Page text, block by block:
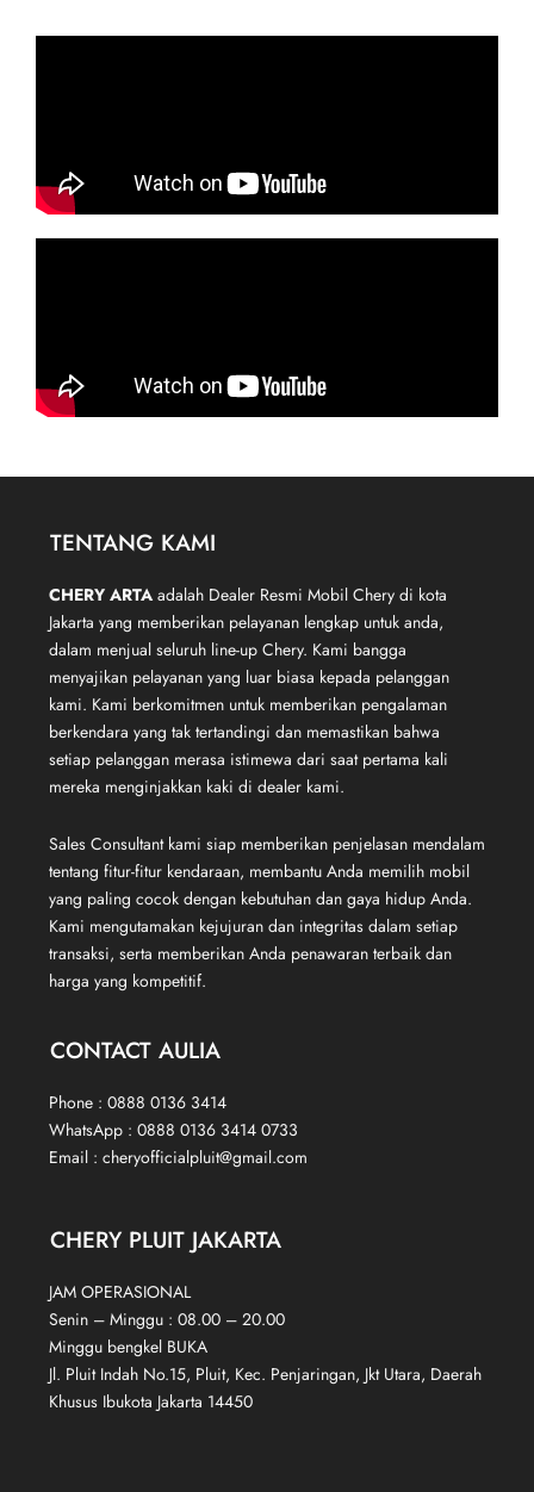
TENTANG KAMI
CHERY ARTA adalah Dealer Resmi Mobil Chery di kota
Jakarta yang memberikan pelayanan lengkap untuk anda,
dalam menjual seluruh line-up Chery. Kami bangga
menyajikan pelayanan yang luar biasa kepada pelanggan
kami. Kami berkomitmen untuk memberikan pengalaman
berkendara yang tak tertandingi dan memastikan bahwa
setiap pelanggan merasa istimewa dari saat pertama kali
mereka menginjakkan kaki di dealer kami.
Sales Consultant kami siap memberikan penjelasan mendalam
tentang fitur-fitur kendaraan, membantu Anda memilih mobil
yang paling cocok dengan kebutuhan dan gaya hidup Anda.
Kami mengutamakan kejujuran dan integritas dalam setiap
transaksi, serta memberikan Anda penawaran terbaik dan
harga yang kompetitif.
CONTACT AULIA
Phone : 0888 0136 3414
WhatsApp : 0888 0136 3414 0733
Email : cheryofficialpluit@gmail.com
CHERY PLUIT JAKARTA
JAM OPERASIONAL
Senin – Minggu : 08.00 – 20.00
Minggu bengkel BUKA
Jl. Pluit Indah No.15, Pluit, Kec. Penjaringan, Jkt Utara, Daerah
Khusus Ibukota Jakarta 14450